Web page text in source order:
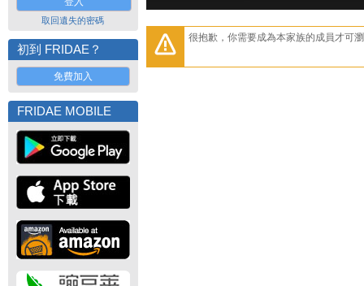
取回遺失的密碼
初到 FRIDAE？
免費加入
FRIDAE MOBILE
很抱歉，你需要成為本家族的成員才可